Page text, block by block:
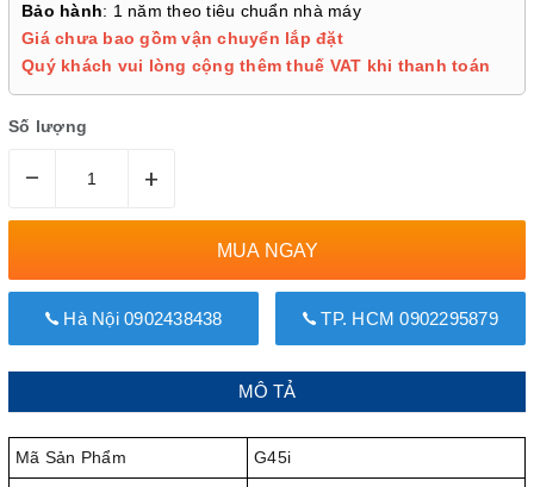
Bảo hành: 1 năm theo tiêu chuẩn nhà máy
Giá chưa bao gồm vận chuyển lắp đặt
Quý khách vui lòng cộng thêm thuế VAT khi thanh toán
Số lượng
– +
MUA NGAY
Hà Nội 0902438438 TP. HCM 0902295879
MÔ TẢ
Mã Sản Phẩm G45i